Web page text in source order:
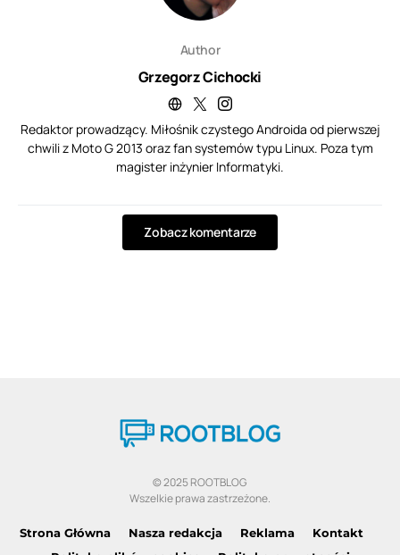
Author
Grzegorz Cichocki
Redaktor prowadzący. Miłośnik czystego Androida od pierwszej
chwili z Moto G 2013 oraz fan systemów typu Linux. Poza tym
magister inżynier Informatyki.
Zobacz komentarze
© 2025 ROOTBLOG
Wszelkie prawa zastrzeżone.
Strona Główna Nasza redakcja Reklama
Kontakt